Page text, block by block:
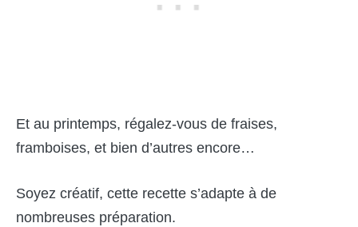
Et au printemps, régalez-vous de fraises,
framboises, et bien d’autres encore…
Soyez créatif, cette recette s’adapte à de
nombreuses préparation.